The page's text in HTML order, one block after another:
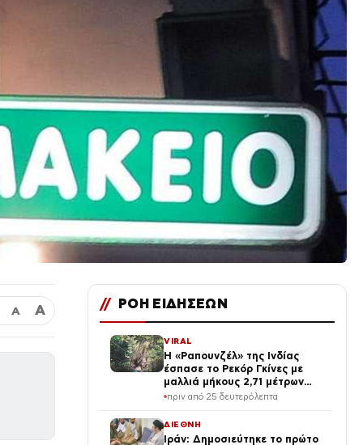
Α Α // ΡΟΗ ΕΙΔΗΣΕΩΝ
VIRAL
Η «Ραπουνζέλ» της Ινδίας
έσπασε το Ρεκόρ Γκίνες με
μαλλιά μήκους 2,71 μέτρων
(vid, photo)
πριν από 25 δευτερόλεπτα
ΔΙΕΘΝΗ
Ιράν: Δημοσιεύτηκε το πρώτο